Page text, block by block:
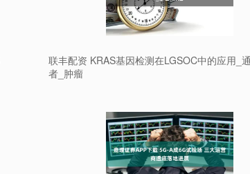
联丰配资 KRAS基因检测在LGSOC中的应用_
者_肿瘤